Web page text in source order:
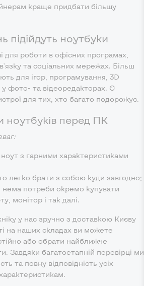
краще придбати більшу
підійдуть ноутбуки
для роботи в офісних програмах,
та соціальних мережах. Більш
для ігор, програмування, 3D
фото- та відеоредакторах. Є
для тих, хто багато подорожує.
ноутбуків перед ПК
з гарними характеристиками
легко брати з собою куди завгодно;
нема потреби окремо купувати
монітор і так далі.
у нас зручно з доставкою Києву
на наших складах ви можете
або обрати найближче
Завдяки багатоетапній перевірці ми
та повну відповідність усіх